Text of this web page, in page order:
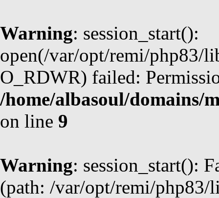
Warning: session_start():
open(/var/opt/remi/php83/
O_RDWR) failed:
/home/albasoul/domains/
on line 9
Warning: session_start():
(path: /var/opt/remi/php83/